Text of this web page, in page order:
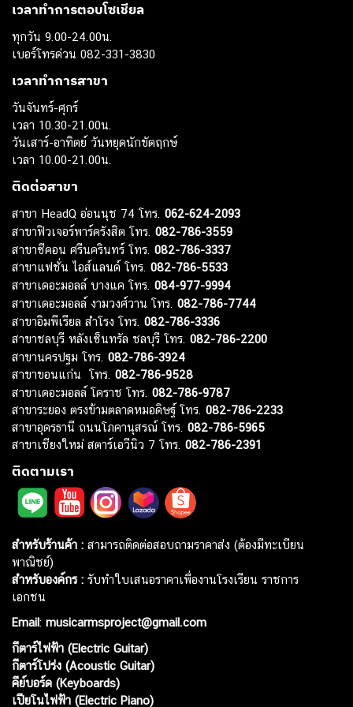
เวลาทำการตอบโซเชียล
ทุกวัน 9.00-24.00น.
เบอร์โทรด่วน 082-331-3830
เวลาทำการสาขา
วันจันทร์-ศุกร์
เวลา 10.30-21.00น.
วันเสาร์-อาทิตย์ วันหยุดนักขัตฤกษ์
เวลา 10.00-21.00น.
ติดต่อสาขา
สาขา HeadQ อ่อนนุช 74 โทร. 062-624-2093
สาขาฟิวเจอร์พาร์ครังสิต โทร. 082-786-3559
สาขาซีคอน ศรีนครินทร์ โทร. 082-786-3337
สาขาแฟชั่น ไอส์แลนด์ โทร. 082-786-5533
สาขาเดอะมอลล์ บางแค โทร. 084-977-9994
สาขาเดอะมอลล์ งามวงศ์วาน โทร. 082-786-7744
สาขาอิมพีเรียล สำโรง โทร. 082-786-3336
สาขาชลบุรี หลังเซ็นทรัล ชลบุรี โทร. 082-786-2200
สาขานครปฐม โทร. 082-786-3924
สาขาขอนแก่น โทร. 082-786-9528
สาขาเดอะมอลล์ โคราช โทร. 082-786-9787
สาขาระยอง ตรงข้ามตลาดหมอดิษฐ์ โทร. 082-786-2233
สาขาอุดรธานี ถนนโภคานุสรณ์ โทร. 082-786-5965
สาขาเชียงใหม่ สตาร์เอวีนิว 7 โทร. 082-786-2391
ติดตามเรา
สำหรับร้านค้า : สามารถติดต่อสอบถามราคาส่ง (ต้องมีทะเบียน
พาณิชย์)
สำหรับองค์กร : รับทำใบเสนอราคาเพื่องานโรงเรียน ราชการ
เอกชน
Email: musicarmsproject@gmail.com
กีตาร์ไฟฟ้า (Electric Guitar)
กีตาร์โปร่ง (Acoustic Guitar)
คีย์บอร์ด (Keyboards)
เปียโนไฟฟ้า (Electric Piano)